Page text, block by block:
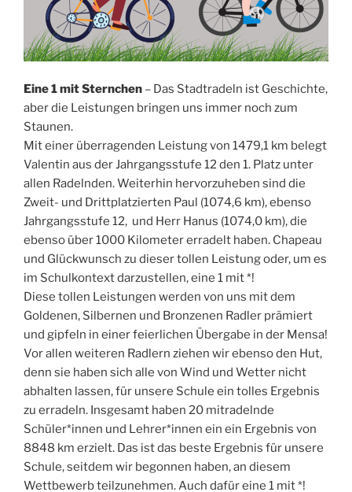
Eine 1 mit Sternchen – Das Stadtradeln ist Geschichte,
aber die Leistungen bringen uns immer noch zum
Staunen.
Mit einer überragenden Leistung von 1479,1 km belegt
Valentin aus der Jahrgangsstufe 12 den 1. Platz unter
allen Radelnden. Weiterhin hervorzuheben sind die
Zweit- und Drittplatzierten Paul (1074,6 km), ebenso
Jahrgangsstufe 12, und Herr Hanus (1074,0 km), die
ebenso über 1000 Kilometer erradelt haben. Chapeau
und Glückwunsch zu dieser tollen Leistung oder, um es
im Schulkontext darzustellen, eine 1 mit *!
Diese tollen Leistungen werden von uns mit dem
Goldenen, Silbernen und Bronzenen Radler prämiert
und gipfeln in einer feierlichen Übergabe in der Mensa!
Vor allen weiteren Radlern ziehen wir ebenso den Hut,
denn sie haben sich alle von Wind und Wetter nicht
abhalten lassen, für unsere Schule ein tolles Ergebnis
zu erradeln. Insgesamt haben 20 mitradelnde
Schüler*innen und Lehrer*innen ein ein Ergebnis von
8848 km erzielt. Das ist das beste Ergebnis für unsere
Schule, seitdem wir begonnen haben, an diesem
Wettbewerb teilzunehmen. Auch dafür eine 1 mit *!